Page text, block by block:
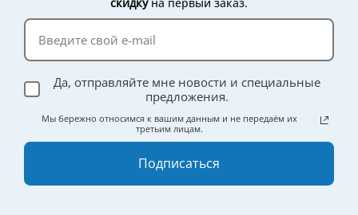
Да, отправляйте мне новости и специальные
предложения.
Мы бережно относимся к вашим данным и не передаём их
третьим лицам.
Подписаться